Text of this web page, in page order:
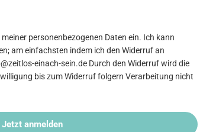
personenbezogenen Daten ein. Ich kann
am einfachsten indem ich den Widerruf an
einach-sein.de Durch den Widerruf wird die
bis zum Widerruf folgern Verarbeitung nicht
Jetzt anmelden